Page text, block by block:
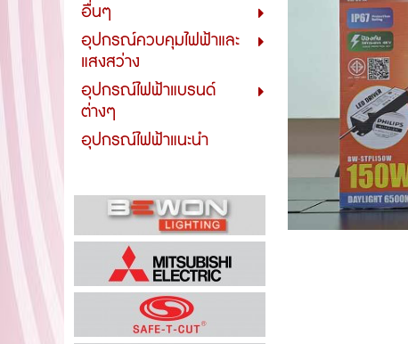
อื่นๆ
อุปกรณ์ควบคุมไฟฟ้าและ
แสงสว่าง
อุปกรณ์ไฟฟ้าแบรนด์
ต่างๆ
อุปกรณ์ไฟฟ้าแนะนำ